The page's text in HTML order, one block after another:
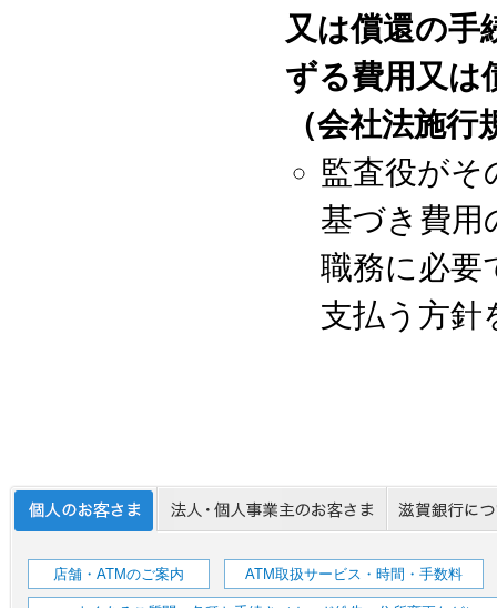
又は償還の手
ずる費用又は
（会社法施
監査役がそ
基づき費用
職務に必要
支払う方針
店舗・ATMのご案内 ATM取扱サービス・時間・手数料